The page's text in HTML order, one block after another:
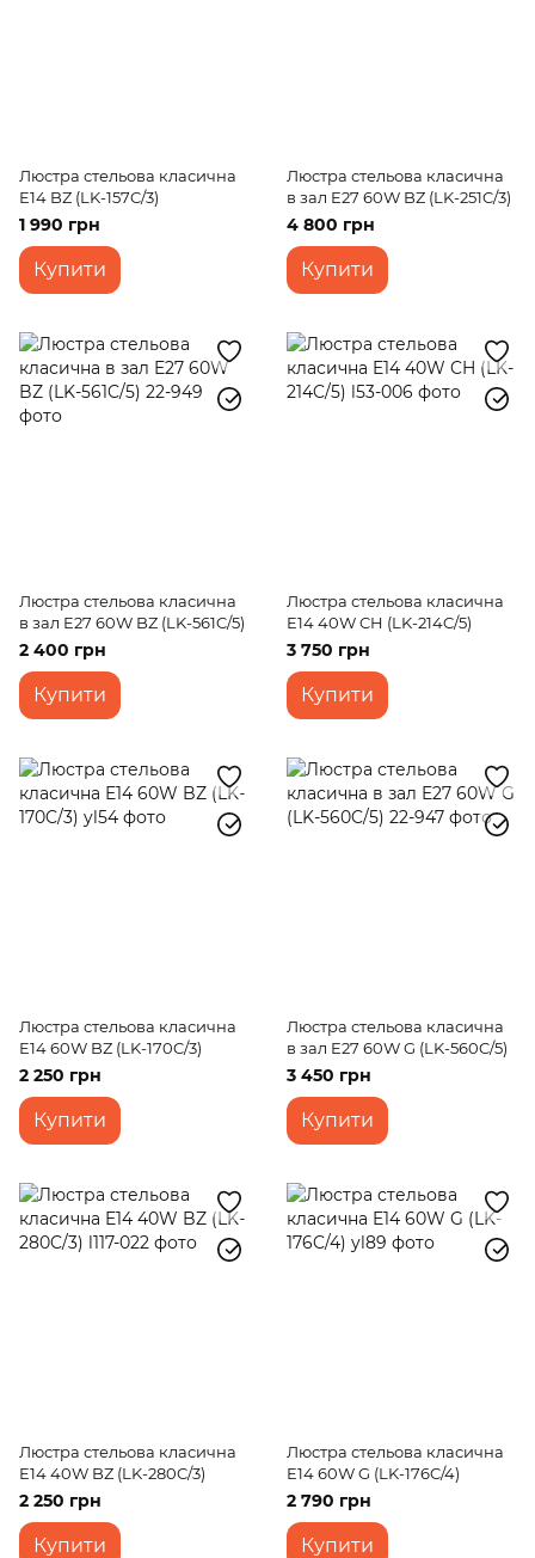
Люстра стельова класична
E14 BZ (LK-157C/3)
1 990 грн
Купити
Люстра стельова класична
в зал E27 60W BZ (LK-251C/3)
4 800 грн
Купити
Люстра стельова класична
в зал E27 60W BZ (LK-561C/5)
2 400 грн
Купити
Люстра стельова класична
E14 40W CH (LK-214C/5)
3 750 грн
Купити
Люстра стельова класична
E14 60W BZ (LK-170C/3)
2 250 грн
Купити
Люстра стельова класична
в зал E27 60W G (LK-560C/5)
3 450 грн
Купити
Люстра стельова класична
E14 40W BZ (LK-280C/3)
2 250 грн
Купити
Люстра стельова класична
E14 60W G (LK-176C/4)
2 790 грн
Купити